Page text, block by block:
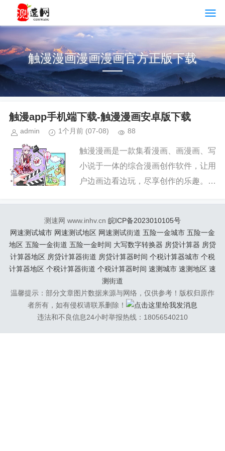
触漫漫画漫画漫画官方正版下载
触漫app手机端下载-触漫漫画安卓版下载
admin 1个月前 (07-08) 88
触漫漫画是一款集看漫画、画漫画、写
小说于一体的综合漫画创作软件，让用
户边画边看边玩，尽享创作的乐趣。在
还可以邀请身边的朋...
测速网 www.inhv.cn 皖ICP备2023010105号
网速测试城市 网速测试地区 网速测试街道 五险一金城市 五险一金
地区 五险一金街道 五险一金时间 大写数字转换器 房贷计算器 房贷
计算器地区 房贷计算器街道 房贷计算器时间 个税计算器城市 个税
计算器地区 个税计算器街道 个税计算器时间 速测城市 速测地区 速
测街道
温馨提示：部分文章图片数据来源与网络，仅供参考！版权归原作
者所有，如有侵权请联系删除！
违法和不良信息24小时举报热线：18056540210